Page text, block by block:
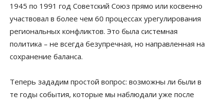
1945 по 1991 год Советский Союз прямо или косвенно
участвовал в более чем 60 процессах урегулирования
региональных конфликтов. Это была системная
политика – не всегда безупречная, но направленная на
сохранение баланса.
Теперь зададим простой вопрос: возможны ли были в
те годы события, которые мы наблюдали уже после